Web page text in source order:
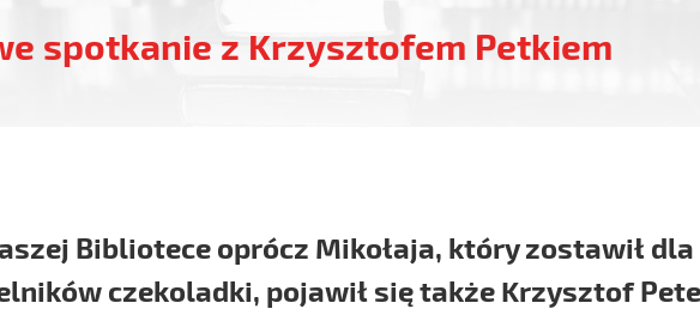
spotkanie z Krzysztofem Petkiem
Bibliotece oprócz Mikołaja, który zostawił dla
czekoladki, pojawił się także Krzysztof